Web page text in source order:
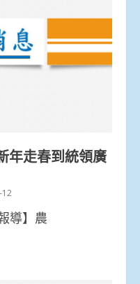
走春到統領廣
12
導】農